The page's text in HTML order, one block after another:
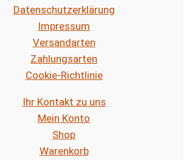
Datenschutzerklärung
Impressum
Versandarten
Zahlungsarten
Cookie-Richtlinie
Ihr Kontakt zu uns
Mein Konto
Shop
Warenkorb